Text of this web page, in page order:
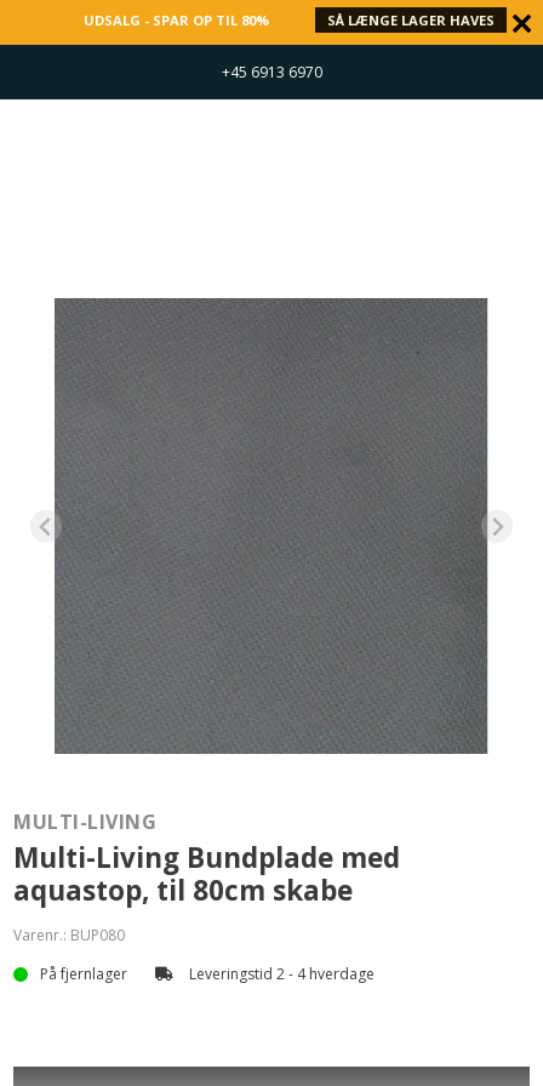
UDSALG - SPAR OP TIL 80% SÅ LÆNGE LAGER HAVES
+45 6913 6970
MULTI-LIVING
Multi-Living Bundplade med
aquastop, til 80cm skabe
Varenr.: BUP080
På fjernlager
Leveringstid 2 - 4 hverdage